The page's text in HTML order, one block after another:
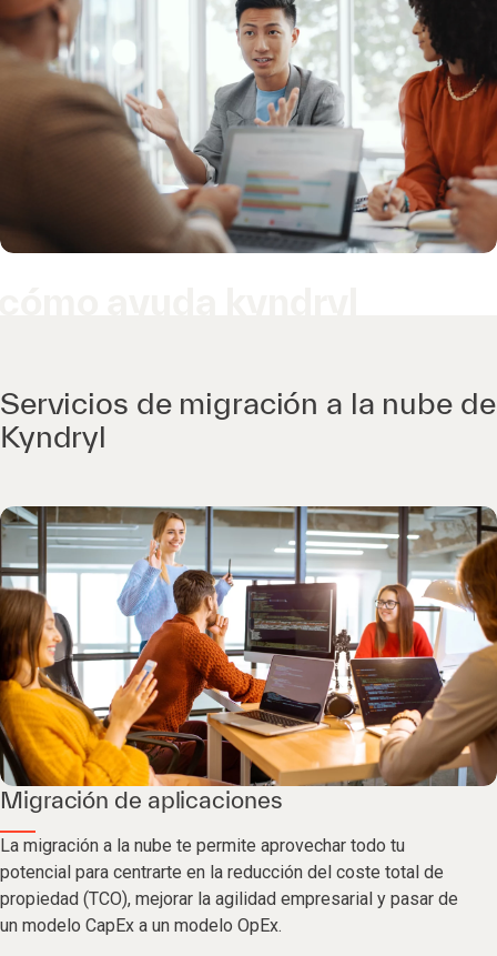
Servicios de migración a la nube de
Kyndryl
Migración de aplicaciones
La migración a la nube te permite aprovechar todo tu
potencial para centrarte en la reducción del coste total de
propiedad (TCO), mejorar la agilidad empresarial y pasar de
un modelo CapEx a un modelo OpEx.